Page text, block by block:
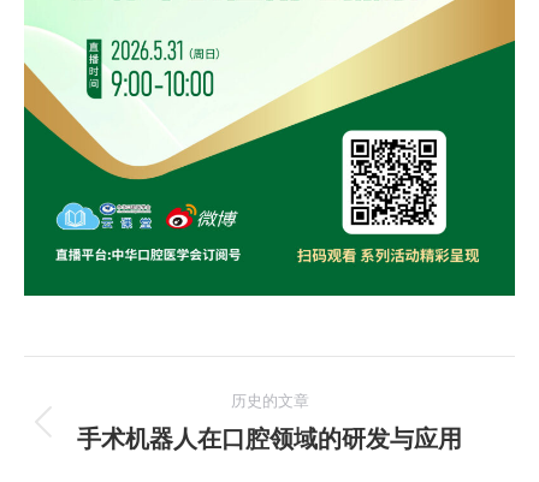
章
历史的文章
历
手术机器人在口腔领域的研发与应用